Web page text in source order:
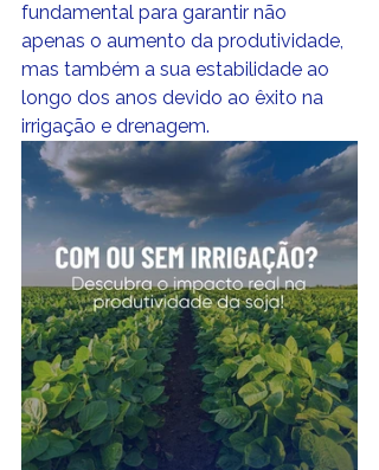
fundamental para garantir não
apenas o aumento da produtividade,
mas também a sua estabilidade ao
longo dos anos devido ao êxito na
irrigação e drenagem.